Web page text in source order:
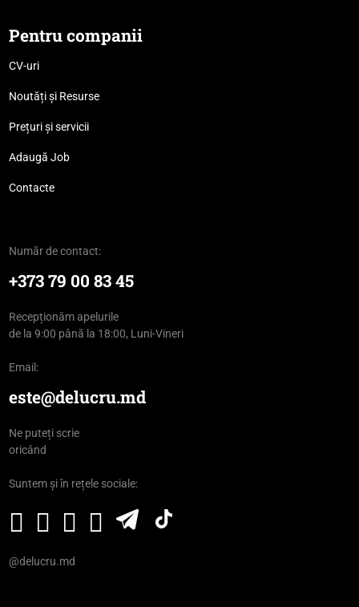
Pentru companii
CV-uri
Noutăți și Resurse
Prețuri și servicii
Adaugă Job
Contacte
Număr de contact:
+373 79 00 83 45
Recepționăm apelurile
de la 9:00 până la 18:00, Luni-Vineri
Email:
este@delucru.md
Ne puteți scrie
oricând
Suntem și în rețele sociale:
@delucru.md